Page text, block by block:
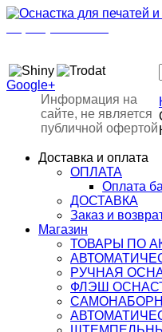
Доставка и оплата
ОПЛАТА
Оплата
ДОСТАВКА
Заказ и
Магазин
ТОВАРЫ ПО
РУЧНАЯ
ФЛЭШ
Google+
Информация на
сайте, не является
публичной офертой